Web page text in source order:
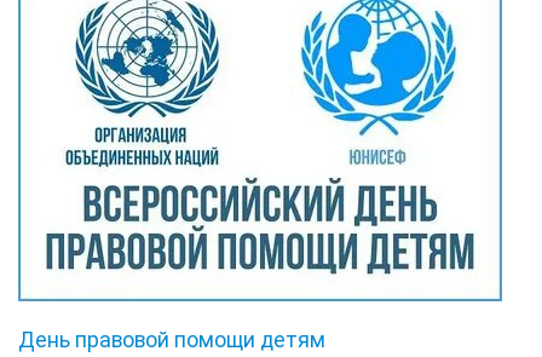
День правовой помощи детям